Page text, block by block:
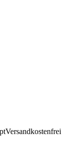
Versandkostenfrei